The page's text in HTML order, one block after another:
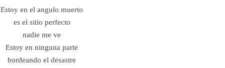
Estoy en el angulo muerto
es el sitio perfecto
nadie me ve
Estoy en ninguna parte
bordeando el desastre